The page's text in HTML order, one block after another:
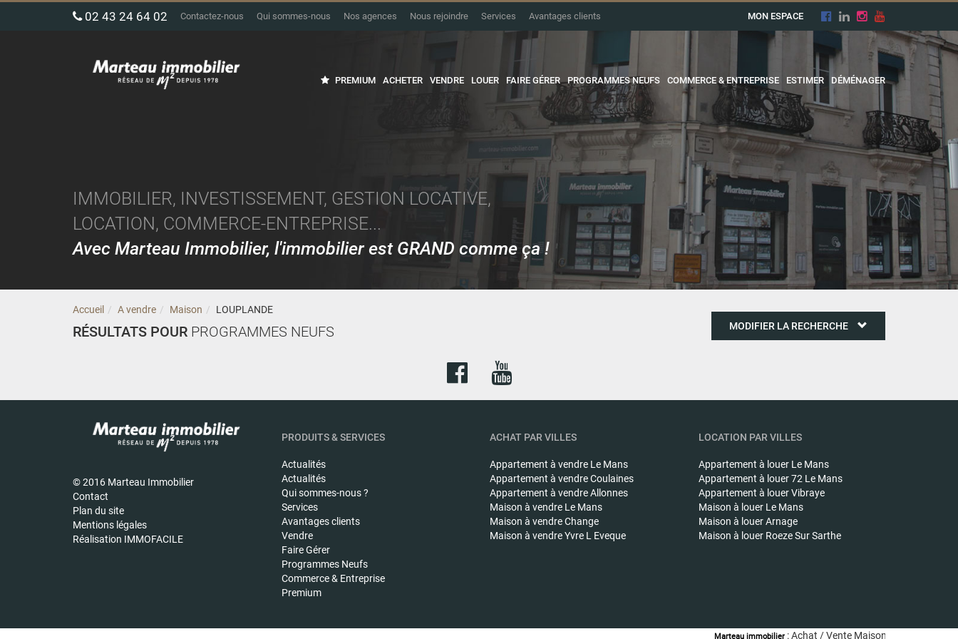
02 43 24 64 02 Contactez-nous Qui sommes-nous Nos agences Nous rejoindre Services Avantages clients MON ESPACE
PREMIUM ACHETER VENDRE LOUER FAIRE GÉRER PROGRAMMES NEUFS COMMERCE & ENTREPRISE ESTIMER DÉMÉNAGER
IMMOBILIER, INVESTISSEMENT, GESTION LOCATIVE,
LOCATION, COMMERCE-ENTREPRISE...
Avec Marteau Immobilier, l'immobilier est GRAND comme ça !
Accueil A vendre Maison LOUPLANDE
RÉSULTATS POUR PROGRAMMES NEUFS MODIFIER LA RECHERCHE
© 2016 Marteau Immobilier
Contact
Plan du site
Mentions légales
Réalisation IMMOFACILE
PRODUITS & SERVICES
Actualités
Actualités
Qui sommes-nous ?
Services
Avantages clients
Vendre
Faire Gérer
Programmes Neufs
Commerce & Entreprise
Premium
ACHAT PAR VILLES
Appartement à vendre Le Mans
Appartement à vendreCoulaines
Appartement à vendreAllonnes
Maison à vendre Le Mans
Maison à vendreChange
Maison à vendreYvre L Eveque
LOCATION PAR VILLES
Appartement à louer Le Mans
Appartement à louer72 Le Mans
Appartement à louerVibraye
Maison à louer Le Mans
Maison à louerArnage
Maison à louer Roeze Sur Sarthe
Marteau immobilier: Achat / Vente Maison LOUPLANDE -